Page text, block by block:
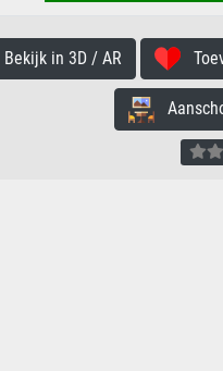
Bekijk in 3D / AR